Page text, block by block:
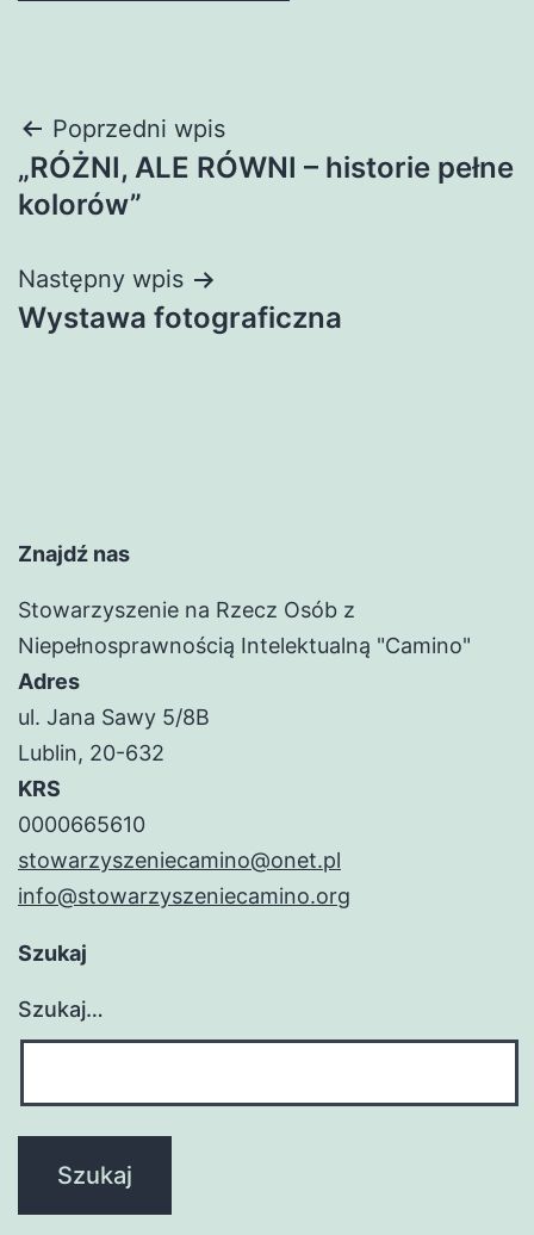
Nawigacja
wpisu
Poprzedni wpis
„RÓŻNI, ALE RÓWNI – historie pełne
kolorów”
Następny wpis
Wystawa fotograficzna
Znajdź nas
Stowarzyszenie na Rzecz Osób z
Niepełnosprawnością Intelektualną "Camino"
Adres
ul. Jana Sawy 5/8B
Lublin, 20-632
KRS
0000665610
stowarzyszeniecamino@onet.pl
info@stowarzyszeniecamino.org
Szukaj
Szukaj…